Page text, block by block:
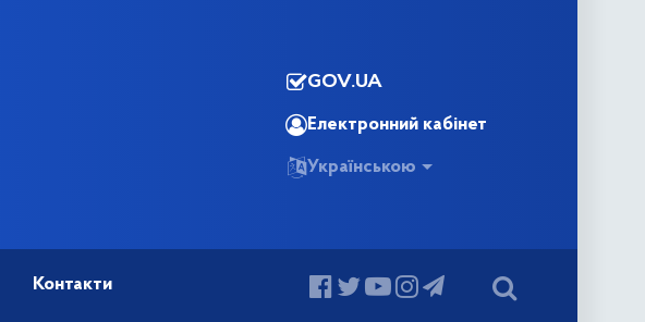
GOV.UA
Електронний кабінет
Українською
Контакти